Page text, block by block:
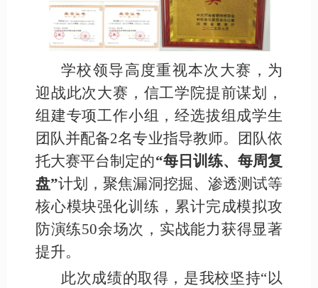
学校领导高度重视本次大赛，为
迎战此次大赛，信工学院提前谋划，
组建专项工作小组，经选拔组成学生
团队并配备2名专业指导教师。团队依
托大赛平台制定的“每日训练、每周复
盘”计划，聚焦漏洞挖掘、渗透测试等
核心模块强化训练，累计完成模拟攻
防演练50余场次，实战能力获得显著
提升。
此次成绩的取得，是我校坚持“以